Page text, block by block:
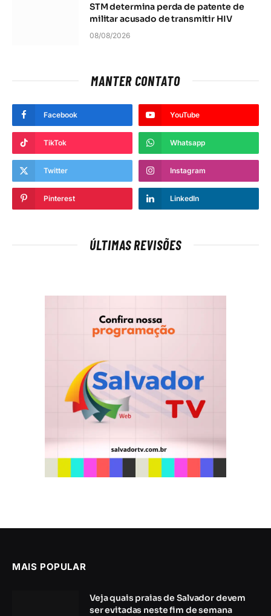
STM determina perda de patente de
militar acusado de transmitir HIV
08/08/2026
MANTER CONTATO
Facebook YouTube
TikTok Whatsapp
Twitter Instagram
Pinterest LinkedIn
ÚLTIMAS REVISÕES
MAIS POPULAR
Veja quais praias de Salvador devem
ser evitadas neste fim de semana